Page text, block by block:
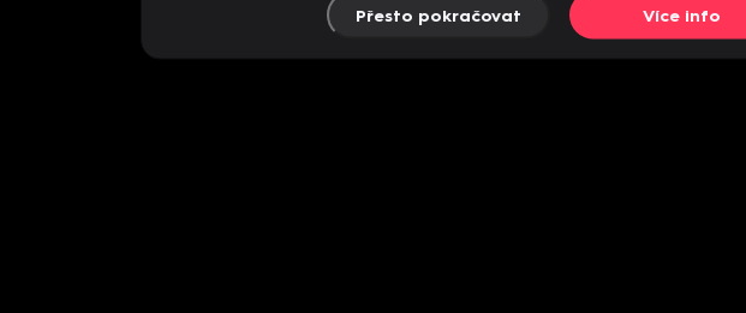
Přesto pokračovat Více info